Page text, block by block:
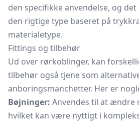
den specifikke anvendelse, og
den rigtige type baseret på
materialetype.
Fittings og tilbehør
Ud over rørkoblinger, kan
tilbehør også tjene som
anboringsmanchetter. Her er
Bøjninger: Anvendes til at ændre
hvilket kan være nyttigt i